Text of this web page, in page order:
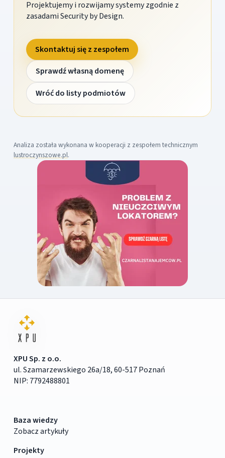
Projektujemy i rozwijamy systemy zgodnie z
zasadami Security by Design.
Skontaktuj się z zespołem
Sprawdź własną domenę
Wróć do listy podmiotów
Analiza została wykonana w kooperacji z zespołem technicznym
lustroczynszowe.pl.
XPU Sp. z o.o.
ul. Szamarzewskiego 26a/18, 60-517 Poznań
NIP: 7792488801
Baza wiedzy
Zobacz artykuły
Projekty